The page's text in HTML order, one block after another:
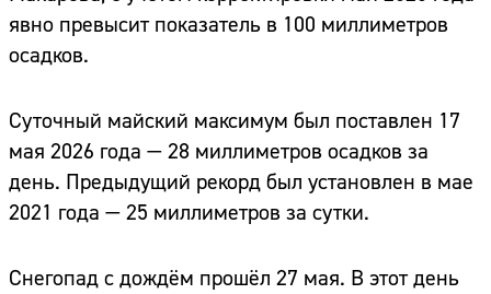
явно превысит показатель в 100 миллиметров
осадков.
Суточный майский максимум был поставлен 17
мая 2026 года — 28 миллиметров осадков за
день. Предыдущий рекорд был установлен в мае
2021 года — 25 миллиметров за сутки.
Снегопад с дождём прошёл 27 мая. В этот день